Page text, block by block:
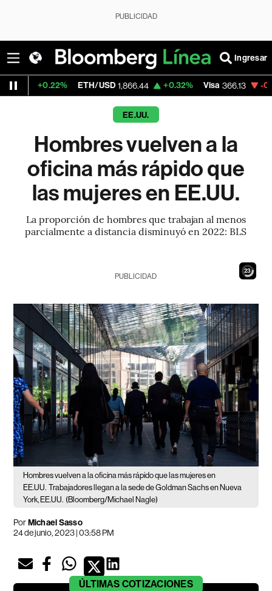
PUBLICIDAD
Ingresar
ETH/USD 1,866.44 +0.32% Visa 366.13 -0.04%
EE.UU.
Hombres vuelven a la
oficina más rápido que
las mujeres en EE.UU.
La proporción de hombres que trabajan al menos
parcialmente a distancia disminuyó en 2022: BLS
21
PUBLICIDAD
Hombres vuelven a la oficina más rápido que las mujeres en
EE.UU. Trabajadores llegan a la sede de Goldman Sachs en Nueva
York, EE.UU. (Bloomberg/Michael Nagle)
PorMichael Sasso
24 de junio, 2023 | 03:58 PM
ÚLTIMAS COTIZACIONES